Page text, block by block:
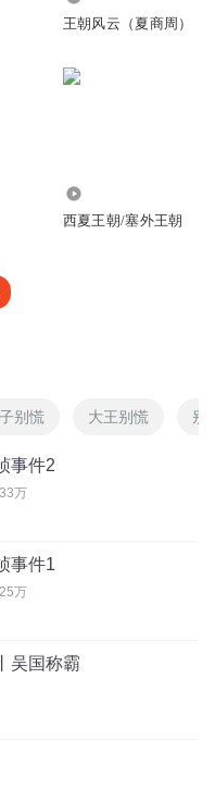
王朝风云（夏商周）
西夏王朝/塞外王朝
别慌 大王别慌 别
事件2
万
事件1
万
吴国称霸